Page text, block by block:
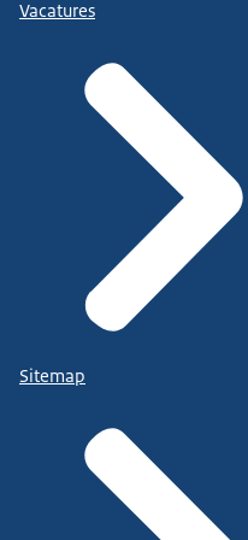
Vacatures
Sitemap